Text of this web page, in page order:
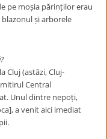
pe moșia părinților erau
și arborele
Cluj (astăzi, Cluj-
Central
Unul dintre nepoți,
a venit aici imediat